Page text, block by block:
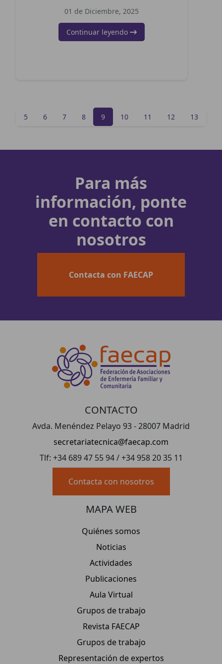
01 de Diciembre, 2025
Continuar leyendo
5 6 7 8 9 10 11 12 13
Para más
información, ponte
en contacto con
nosotros
Contacta con FAECAP
CONTACTO
Avda. Menéndez Pelayo 93 - 28007 Madrid
secretariatecnica@faecap.com
Tlf: +34 689 47 55 94 / +34 958 20 35 11
Contacta con nosotros
MAPA WEB
Quiénes somos
Noticias
Actividades
Publicaciones
Aula Virtual
Grupos de trabajo
Revista FAECAP
Grupos de trabajo
Representación de expertos